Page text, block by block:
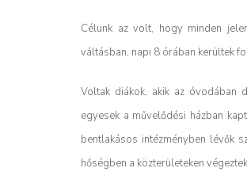
Célunk az volt, hogy minden
váltásban, napi 8 órában kerültek
Voltak diákok, akik az óvodában
egyesek a művelődési házban
bentlakásos intézményben lévők
hőségben a közterületeken